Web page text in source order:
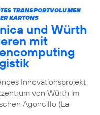
TRANSPORTVOLUMEN
KARTONS
und Würth
mit
Innovationsprojekt
von Würth im
Agoncillo (La